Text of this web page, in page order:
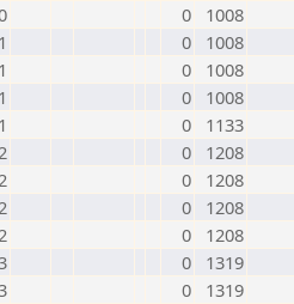
0
1008
0
1008
0
1008
0
1008
0
1133
0
1208
0
1208
0
1208
0
1208
0
1319
0
1319